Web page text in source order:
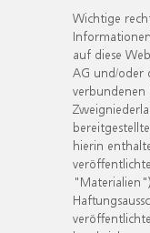
Wichtige
auf diese
AG und/oder
hierin